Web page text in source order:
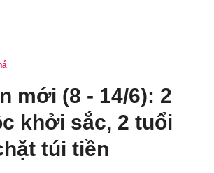
mới (8 - 14/6): 2
khởi sắc, 2 tuổi
túi tiền